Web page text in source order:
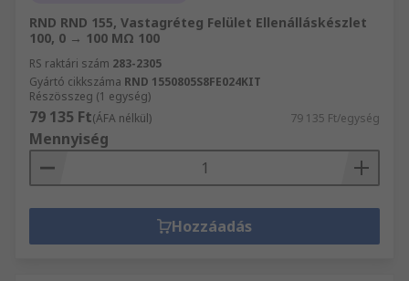
RND RND 155, Vastagréteg Felület Ellenálláskészlet
100, 0 → 100 MΩ 100
RS raktári szám 283-2305
Gyártó cikkszáma RND 1550805S8FE024KIT
Részösszeg (1 egység)
79 135 Ft(ÁFA nélkül) 79 135 Ft/egység
Mennyiség
Hozzáadás